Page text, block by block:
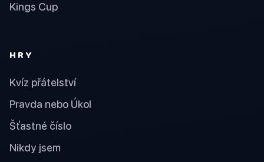
Kings Cup
HRY
Kvíz přátelství
Pravda nebo Úkol
Šťastné číslo
Nikdy jsem